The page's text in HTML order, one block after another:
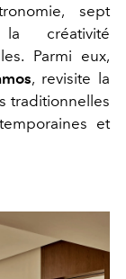
sept
créativité
Parmi eux,
, revisite la
traditionnelles
et